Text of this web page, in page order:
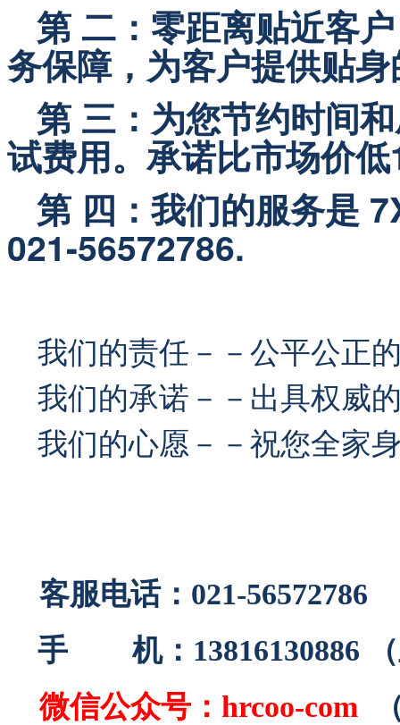
第 二：零距离贴近客
务保障，为客户提供贴
第 三：为您节约时间
试费用。承诺比市场价
第 四：我们的服务是
021-56572786.
我们的责任－－公平公正
我们的承诺－－出具权威
我们的心愿－－祝您全家
客服电话：021-56572786
手 机：13816130886 （
微信公众号： hrcoo-com